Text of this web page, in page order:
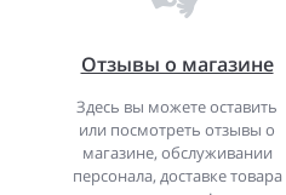
Отзывы о магазине
Здесь вы можете оставить
или посмотреть отзывы о
магазине, обслуживании
персонала, доставке товара